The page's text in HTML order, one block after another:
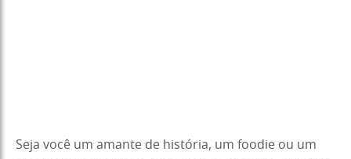
Seja você um amante de história, um foodie ou um